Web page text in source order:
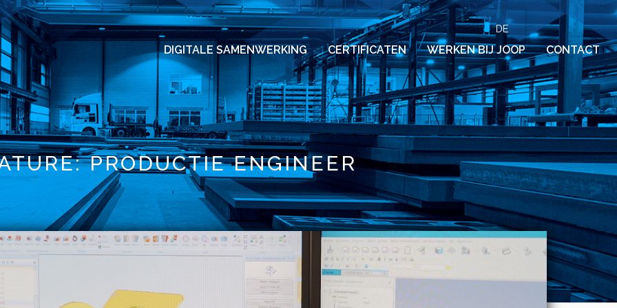
DIGITALE SAMENWERKING CERTIFICATEN WERKEN BIJ JOOP CONTACT
PRODUCTIE ENGINEER
DE